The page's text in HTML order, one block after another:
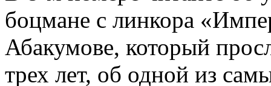
боцмане с линкора
Абакумове, который
трех лет, об одной из